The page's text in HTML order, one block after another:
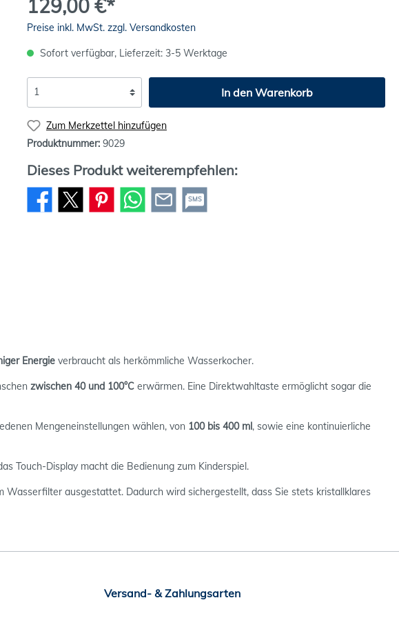
129,00 €*
Preise inkl. MwSt. zzgl. Versandkosten
Sofort verfügbar, Lieferzeit: 3-5 Werktage
In den Warenkorb
Zum Merkzettel hinzufügen
Produktnummer: 9029
Dieses Produkt weiterempfehlen:
SMS
Energie verbraucht als herkömmliche Wasserkocher.
zwischen 40 und 100°C erwärmen. Eine Direktwahltaste ermöglicht sogar die
Mengeneinstellungen wählen, von 100 bis 400 ml, sowie eine kontinuierliche
Touch-Display macht die Bedienung zum Kinderspiel.
ausgestattet. Dadurch wird sichergestellt, dass Sie stets kristallklares
Versand- & Zahlungsarten